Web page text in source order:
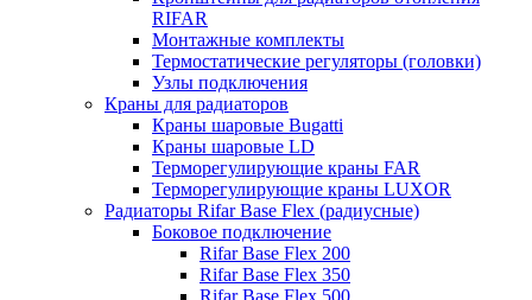
RIFAR
Монтажные комплекты
Термостатические регуляторы (головки)
Узлы подключения
Краны для радиаторов
Краны шаровые Bugatti
Краны шаровые LD
Терморегулирующие краны FAR
Терморегулирующие краны LUXOR
Радиаторы Rifar Base Flex (радиусные)
Боковое подключение
Rifar Base Flex 200
Rifar Base Flex 350
Rifar Base Flex 500